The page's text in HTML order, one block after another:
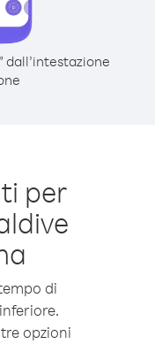
dall’intestazione
per
di
opzioni